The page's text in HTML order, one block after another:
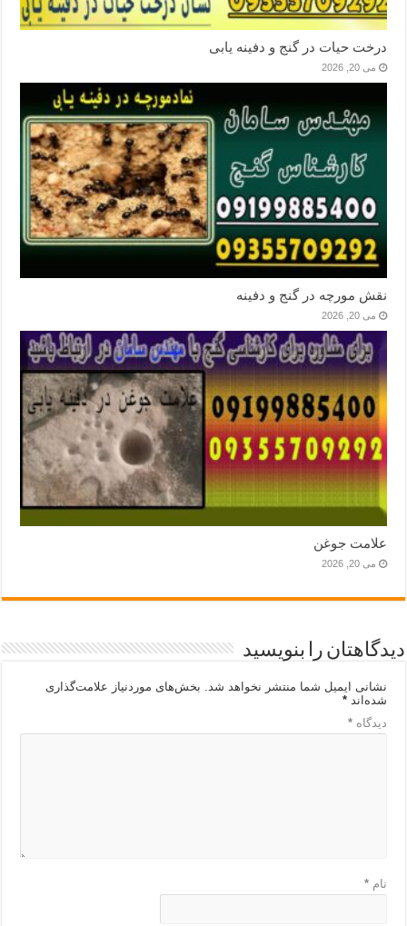
درخت حیات در گنج و دفینه یابی
می 20, 2026
نقش مورچه در گنج و دفینه
می 20, 2026
علامت جوغن
می 20, 2026
دیدگاهتان را بنویسید
نشانی ایمیل شما منتشر نخواهد شد.
بخش‌های موردنیاز علامت‌گذاری
شده‌اند*
دیدگاه*
نام*